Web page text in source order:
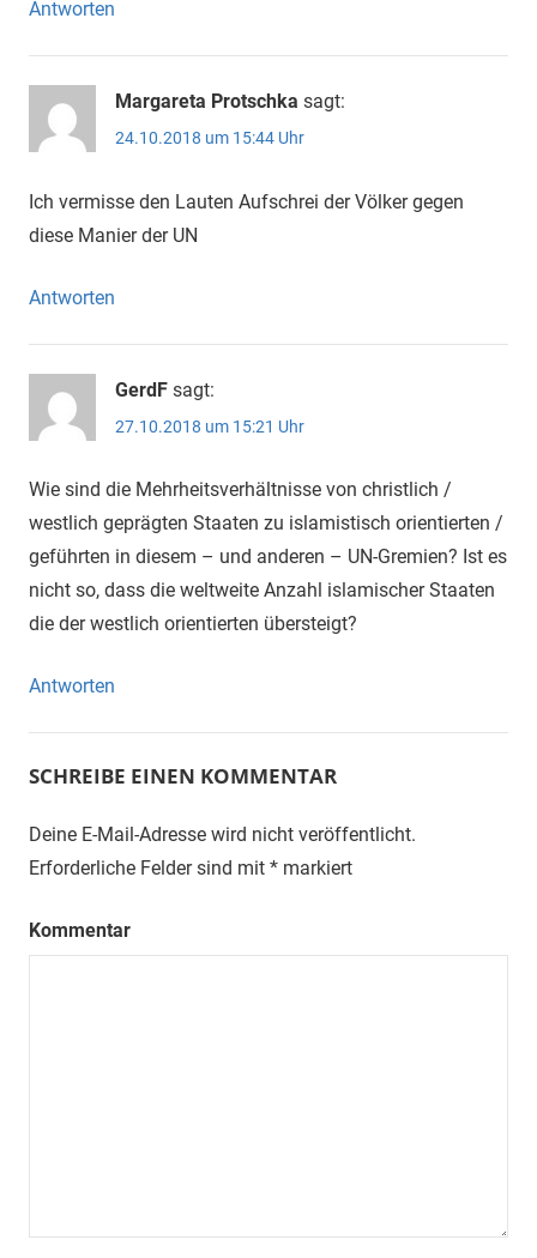
Antworten
Margareta Protschka sagt:
24.10.2018 um 15:44 Uhr
Ich vermisse den Lauten Aufschrei der Völker gegen
diese Manier der UN
Antworten
GerdF sagt:
27.10.2018 um 15:21 Uhr
Wie sind die Mehrheitsverhältnisse von christlich /
westlich geprägten Staaten zu islamistisch orientierten /
geführten in diesem – und anderen – UN-Gremien? Ist es
nicht so, dass die weltweite Anzahl islamischer Staaten
die der westlich orientierten übersteigt?
Antworten
SCHREIBE EINEN KOMMENTAR
Deine E-Mail-Adresse wird nicht veröffentlicht.
Erforderliche Felder sind mit * markiert
Kommentar